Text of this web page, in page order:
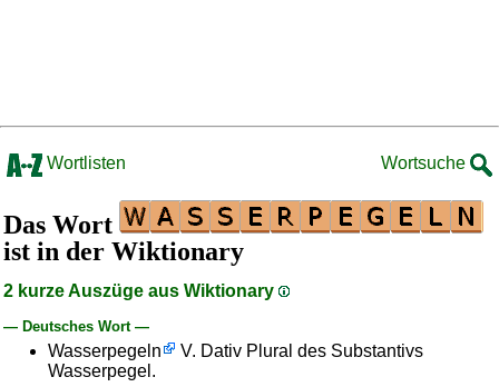
Wortlisten Wortsuche
Das Wort
ist in der Wiktionary
2 kurze Auszüge aus Wiktionary
— Deutsches Wort —
Wasserpegeln
V. Dativ Plural des Substantivs
Wasserpegel.